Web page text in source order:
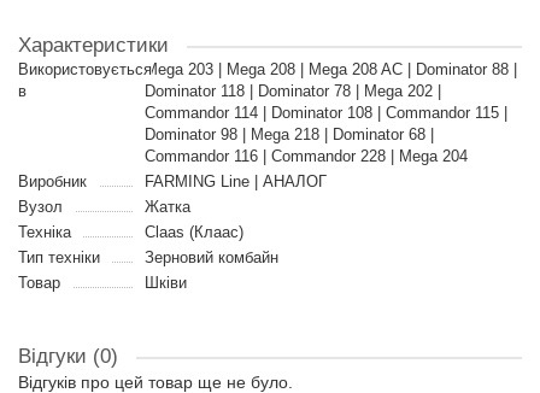
Характеристики
Використовується
в
Mega 203 | Mega 208 | Mega 208 AC | Dominator 88 |
Dominator 118 | Dominator 78 | Mega 202 |
Commandor 114 | Dominator 108 | Commandor 115 |
Dominator 98 | Mega 218 | Dominator 68 |
Commandor 116 | Commandor 228 | Mega 204
Виробник
FARMING Line | АНАЛОГ
Вузол
Жатка
Техніка
Claas (Клаас)
Тип техніки
Зерновий комбайн
Товар
Шківи
Відгуки (0)
Відгуків про цей товар ще не було.